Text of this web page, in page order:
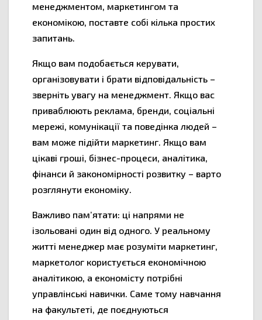
менеджментом, маркетингом та
економікою, поставте собі кілька простих
запитань.
Якщо вам подобається керувати,
організовувати і брати відповідальність –
зверніть увагу на менеджмент. Якщо вас
приваблюють реклама, бренди, соціальні
мережі, комунікації та поведінка людей –
вам може підійти маркетинг. Якщо вам
цікаві гроші, бізнес-процеси, аналітика,
фінанси й закономірності розвитку – варто
розглянути економіку.
Важливо пам’ятати: ці напрями не
ізольовані один від одного. У реальному
житті менеджер має розуміти маркетинг,
маркетолог користується економічною
аналітикою, а економісту потрібні
управлінські навички. Саме тому навчання
на факультеті, де поєднуються